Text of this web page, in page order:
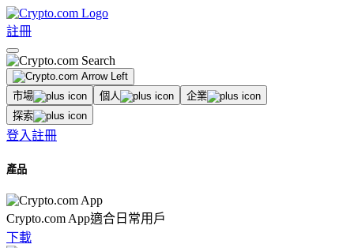
註冊
市場 個人
企業
探索
登入註冊
產品
Crypto.com App適合日常用戶
下載